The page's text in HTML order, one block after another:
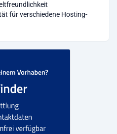
für verschiedene Hosting-